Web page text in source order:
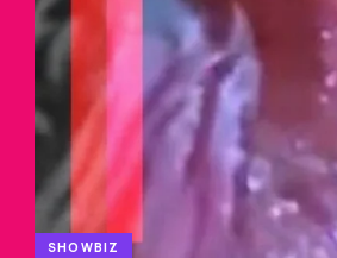
SHOWBIZ